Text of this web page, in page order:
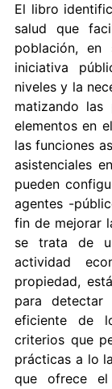
El libro
salud que
población, en
iniciativa
niveles y la
matizando
elementos en
las funciones
asistenciales
pueden
agentes -
fin de mejorar
se trata de
actividad
propiedad,
para
eficiente de
criterios que
prácticas a lo
que ofrece